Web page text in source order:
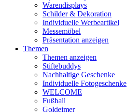
Warendisplays
Schilder & Dekoration
Individuelle Werbeartikel
Messemöbel
Präsentation anzeigen
Themen
Themen anzeigen
Stiftebuddys
Nachhaltige Geschenke
Individuelle Fotogeschenke
WELCOME
Fußball
Goldeimer